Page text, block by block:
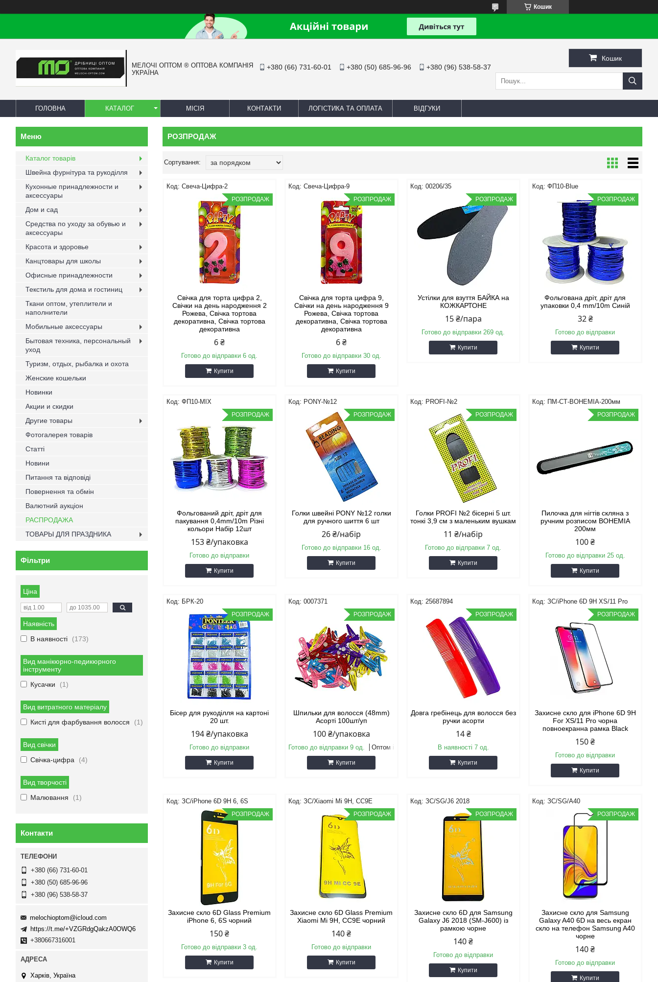
Кошик
МЕЛОЧІ ОПТОМ ® ОПТОВА КОМПАНІЯ
УКРАЇНА
+380 (66) 731-60-01 +380 (50) 685-96-96 +380 (96) 538-58-37
Кошик
ГОЛОВНА КАТАЛОГ МІСІЯ КОНТАКТИ ЛОГІСТИКА ТА ОПЛАТА ВІДГУКИ
РОЗПРОДАЖ
Свеча-Цифра-2
РОЗПРОДАЖ
Свічка для торта цифра 2,
Свічки на день народження 2
Рожева, Свічка тортова
декоративна, Свічка тортова
декоративна
6 ₴
Готово до відправки 6 од.
Купити
Свеча-Цифра-9
РОЗПРОДАЖ
Свічка для торта цифра 9,
Свічки на день народження 9
Рожева, Свічка тортова
декоративна, Свічка тортова
декоративна
6 ₴
Готово до відправки 30 од.
Купити
00206/35
РОЗПРОДАЖ
Устілки для взуття БАЙКА на
КОЖКАРТОНЕ
15 ₴/пара
Готово до відправки 269 од.
Купити
ФП10-Blue
РОЗПРОДАЖ
Фольгована дріт, дріт для
упаковки 0,4 mm/10m Синій
32 ₴
Готово до відправки
Купити
ФП10-MIX
РОЗПРОДАЖ
Фольгований дріт, дріт для
пакування 0,4mm/10m Різні
кольори Набір 12шт
153 ₴/упаковка
Готово до відправки
Купити
PONY-№12
РОЗПРОДАЖ
Голки швейні PONY №12 голки
для ручного шиття 6 шт
26 ₴/набір
Готово до відправки 16 од.
Купити
PROFI-№2
РОЗПРОДАЖ
Голки PROFI №2 бісерні 5 шт.
тонкі 3,9 см з маленьким вушкам
11 ₴/набір
Готово до відправки 7 од.
Купити
ПМ-СТ-BOHEMIA-200мм
РОЗПРОДАЖ
Пилочка для нігтів скляна з
ручним розписом BOHEMIA
200мм
100 ₴
Готово до відправки 25 од.
Купити
БРК-20
РОЗПРОДАЖ
Бісер для рукоділля на картоні
20 шт.
194 ₴/упаковка
Готово до відправки
Купити
0007371
РОЗПРОДАЖ
Шпильки для волосся (48mm)
Асорті 100шт/уп
100 ₴/упаковка
Готово до відправки 9 од. Оптом і в роздріб
Купити
25687894
РОЗПРОДАЖ
Довга гребінець для волосся без
ручки асорти
14 ₴
В наявності 7 од.
Купити
ЗС/iPhone 6D 9H XS/11 Pro
РОЗПРОДАЖ
Захисне скло для iPhone 6D 9H
For XS/11 Pro чорна
повноекранна рамка Black
150 ₴
Готово до відправки
Купити
ЗС/iPhone 6D 9H 6, 6S
РОЗПРОДАЖ
Захисне скло 6D Glass Premium
iPhone 6, 6S чорний
150 ₴
Готово до відправки 3 од.
Купити
ЗС/Xiaomi Mi 9H, CC9E
РОЗПРОДАЖ
Захисне скло 6D Glass Premium
Xiaomi Mi 9H, CC9E чорний
140 ₴
Готово до відправки
Купити
ЗС/SG/J6 2018
РОЗПРОДАЖ
Захисне скло 6D для Samsung
Galaxy J6 2018 (SM-J600) із
рамкою чорне
140 ₴
Готово до відправки
Купити
ЗС/SG/A40
РОЗПРОДАЖ
Захисне скло для Samsung
Galaxy A40 6D на весь екран
скло на телефон Samsung A40
чорне
140 ₴
Готово до відправки
Купити
Каталог товарів
Швейна фурнітура та рукоділля
Кухонные принадлежности и
аксессуары
Дом и сад
Средства по уходу за обувью и
аксессуары
Красота и здоровье
Канцтовары для школы
Офисные принадлежности
Текстиль для дома и гостиниц
Ткани оптом, утеплители и
наполнители
Мобильные аксессуары
Бытовая техника, персональный
уход
Туризм, отдых, рыбалка и охота
Женские кошельки
Новинки
Акции и скидки
Другие товары
Фотогалерея товарів
Статті
Новини
Питання та відповіді
Повернення та обмін
Валютний аукціон
РАСПРОДАЖА
ТОВАРЫ ДЛЯ ПРАЗДНИКА
Фільтри
Ціна
Наявність
В наявності
173
Вид манікюрно-педикюрного
інструменту
Кусачки
1
Вид витратного матеріалу
Кисті для фарбування волосся
1
Вид свічки
Свічка-цифра
4
Вид творчості
Малювання
1
Контакти
+380 (66) 731-60-01
+380 (50) 685-96-96
+380 (96) 538-58-37
melochioptom@icloud.com
https://t.me/+VZGRdgQakzA0OWQ6
+380667316001
Харків, Україна